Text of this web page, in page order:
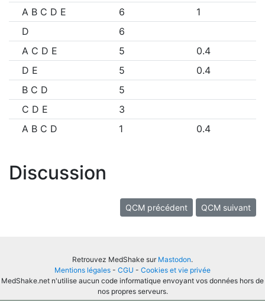
A B C D E
6
1
D
6
A C D E
5
0.4
D E
5
0.4
B C D
5
C D E
3
A B C D
1 0.4
Discussion
QCM précédent QCM suivant
Retrouvez MedShake sur Mastodon.
Mentions légales - CGU - Cookies et vie privée
MedShake.net n'utilise aucun code informatique envoyant vos données hors de
nos propres serveurs.